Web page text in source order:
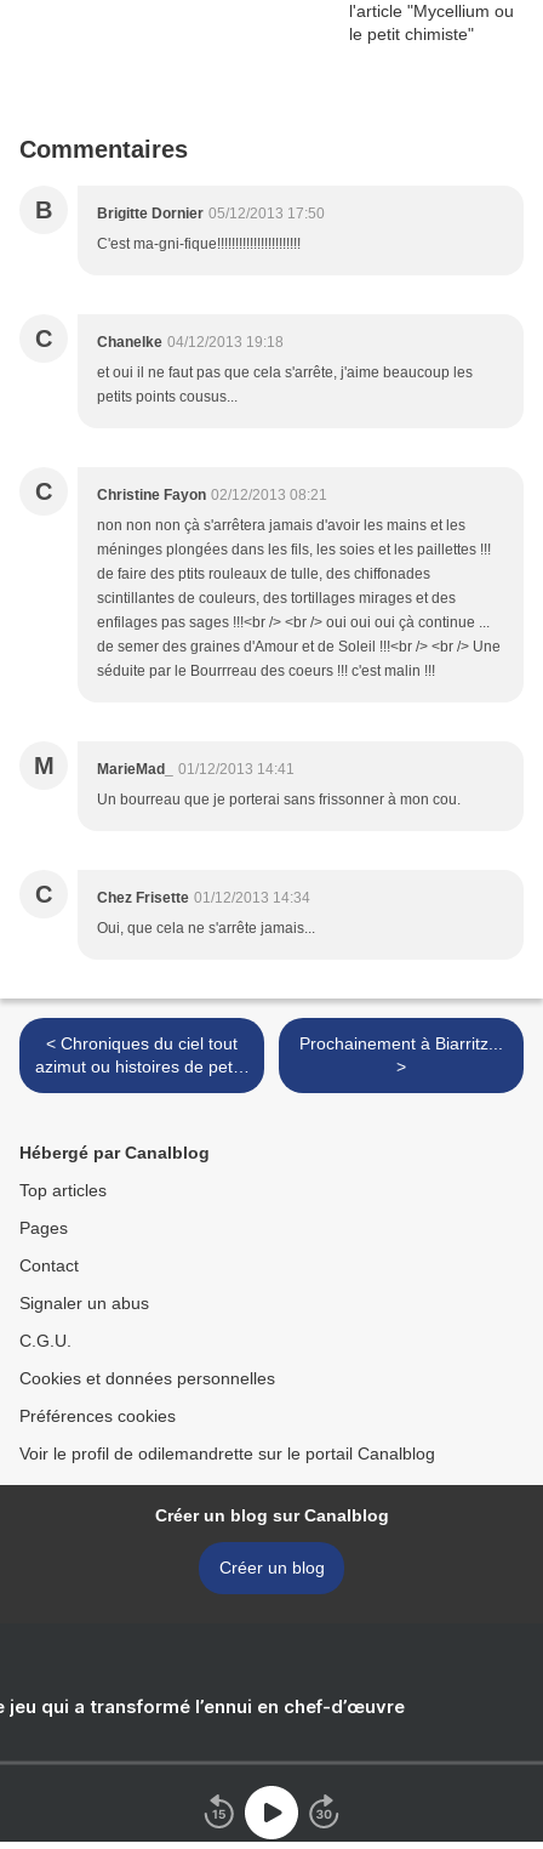
Commentaires
B Brigitte Dornier 05/12/2013 17:50
C'est ma-gni-fique!!!!!!!!!!!!!!!!!!!!!!!
C Chanelke 04/12/2013 19:18
et oui il ne faut pas que cela s'arrête, j'aime beaucoup les
petits points cousus...
C Christine Fayon 02/12/2013 08:21
non non non çà s'arrêtera jamais d'avoir les mains et les
méninges plongées dans les fils, les soies et les paillettes !!!
de faire des ptits rouleaux de tulle, des chiffonades
scintillantes de couleurs, des tortillages mirages et des
enfilages pas sages !!!<br /> <br /> oui oui oui çà continue ...
de semer des graines d'Amour et de Soleil !!!<br /> <br /> Une
séduite par le Bourrreau des coeurs !!! c'est malin !!!
M MarieMad_
01/12/2013 14:41
Un bourreau que je porterai sans frissonner à mon cou.
C Chez Frisette 01/12/2013 14:34
Oui, que cela ne s'arrête jamais...
< Chroniques du ciel tout
azimut ou histoires de petits
corps célestes chevelus.
Prochainement à Biarritz...
>
Hébergé par Canalblog
Top articles
Pages
Contact
Signaler un abus
C.G.U.
Cookies et données personnelles
Préférences cookies
Voir le profil de odilemandrette sur le portail Canalblog
Créer un blog sur Canalblog
Créer un blog
jeu qui a transformé l’ennui en chef-d’œuvre